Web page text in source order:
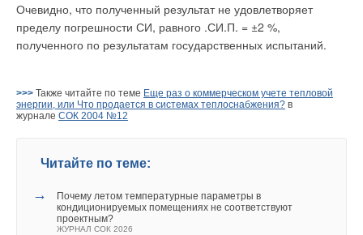
Очевидно, что полученный результат не удовлетворяет
пределу погрешности СИ, равного .СИ.П. = ±2 %,
полученного по результатам государственных испытаний.
>>> Также читайте по теме Еще раз о коммерческом учете тепловой
энергии, или Что продается в системах теплоснабжения? в
журнале СОК 2004 №12
Читайте по теме:
→
Почему летом температурные параметры в
кондиционируемых помещениях не соответствуют
проектным?
ЖУРНАЛ СОК 2026